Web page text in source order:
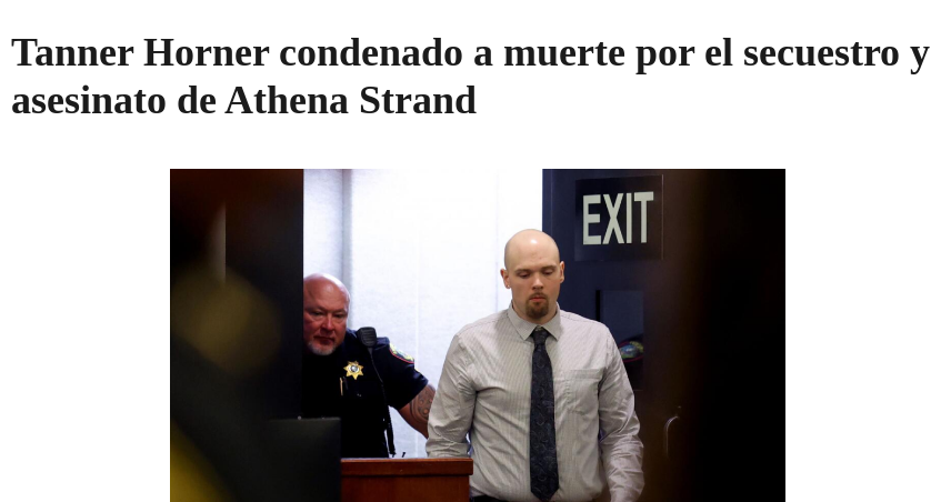
Tanner Horner condenado a muerte por el secuestro y
asesinato de Athena Strand